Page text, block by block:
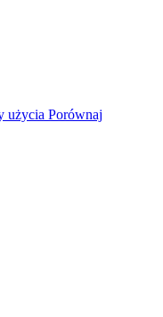
użycia Porównaj